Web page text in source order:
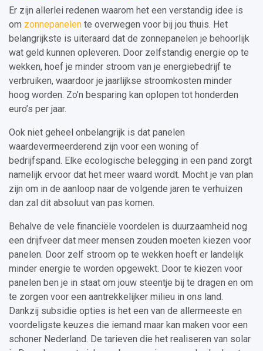
Er zijn allerlei redenen waarom het een verstandig idee is
om zonnepanelen te overwegen voor bij jou thuis. Het
belangrijkste is uiteraard dat de zonnepanelen je behoorlijk
wat geld kunnen opleveren. Door zelfstandig energie op te
wekken, hoef je minder stroom van je energiebedrijf te
verbruiken, waardoor je jaarlijkse stroomkosten minder
hoog worden. Zo’n besparing kan oplopen tot honderden
euro’s per jaar.
Ook niet geheel onbelangrijk is dat panelen
waardevermeerderend zijn voor een woning of
bedrijfspand. Elke ecologische belegging in een pand zorgt
namelijk ervoor dat het meer waard wordt. Mocht je van plan
zijn om in de aanloop naar de volgende jaren te verhuizen
dan zal dit absoluut van pas komen.
Behalve de vele financiële voordelen is duurzaamheid nog
een drijfveer dat meer mensen zouden moeten kiezen voor
panelen. Door zelf stroom op te wekken hoeft er landelijk
minder energie te worden opgewekt. Door te kiezen voor
panelen ben je in staat om jouw steentje bij te dragen en om
te zorgen voor een aantrekkelijker milieu in ons land.
Dankzij subsidie opties is het een van de allermeeste en
voordeligste keuzes die iemand maar kan maken voor een
schoner Nederland. De tarieven die het realiseren van solar